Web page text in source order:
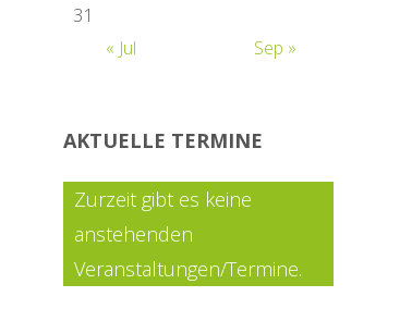
31
« Jul
Sep »
AKTUELLE TERMINE
Zurzeit gibt es keine
anstehenden
Veranstaltungen/Termine.